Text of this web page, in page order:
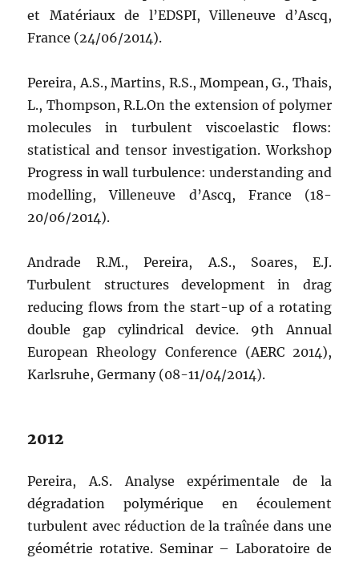
et Matériaux de l’EDSPI, Villeneuve d’Ascq,
France (24/06/2014).
Pereira, A.S., Martins, R.S., Mompean, G., Thais,
L., Thompson, R.L.On the extension of polymer
molecules in turbulent viscoelastic flows:
statistical and tensor investigation. Workshop
Progress in wall turbulence: understanding and
modelling, Villeneuve d’Ascq, France (18-
20/06/2014).
Andrade R.M., Pereira, A.S., Soares, E.J.
Turbulent structures development in drag
reducing flows from the start-up of a rotating
double gap cylindrical device. 9th Annual
European Rheology Conference (AERC 2014),
Karlsruhe, Germany (08-11/04/2014).
2012
Pereira, A.S. Analyse expérimentale de la
dégradation polymérique en écoulement
turbulent avec réduction de la traînée dans une
géométrie rotative. Seminar – Laboratoire de